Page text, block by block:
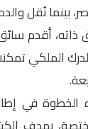
بينما نُقل
ذاته، أقدم
الملكي
في